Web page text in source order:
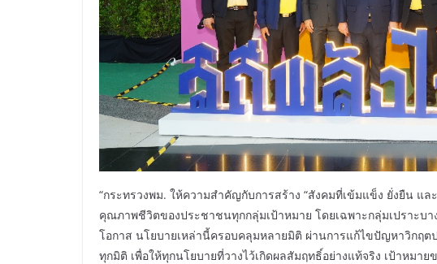
“กระทรวงพม. ให้ความสำคัญกับการสร้าง “สังคมที่เข้มแข็ง ยั่งยืน แ
คุณภาพชีวิตของประชาชนทุกกลุ่มเป้าหมาย โดยเฉพาะกลุ่มเปราะบ
โอกาส นโยบายเหล่านี้ครอบคลุมหลายมิติ ผ่านการแก้ไขปัญหาวิก
ทุกมิติ เพื่อให้ทุกนโยบายที่วางไว้เกิดผลสัมฤทธิ์อย่างแท้จริง เป้าหมา